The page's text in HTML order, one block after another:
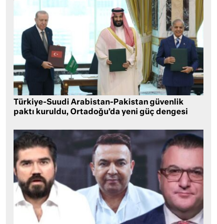
Türkiye-Suudi Arabistan-Pakistan güvenlik
paktı kuruldu, Ortadoğu’da yeni güç dengesi